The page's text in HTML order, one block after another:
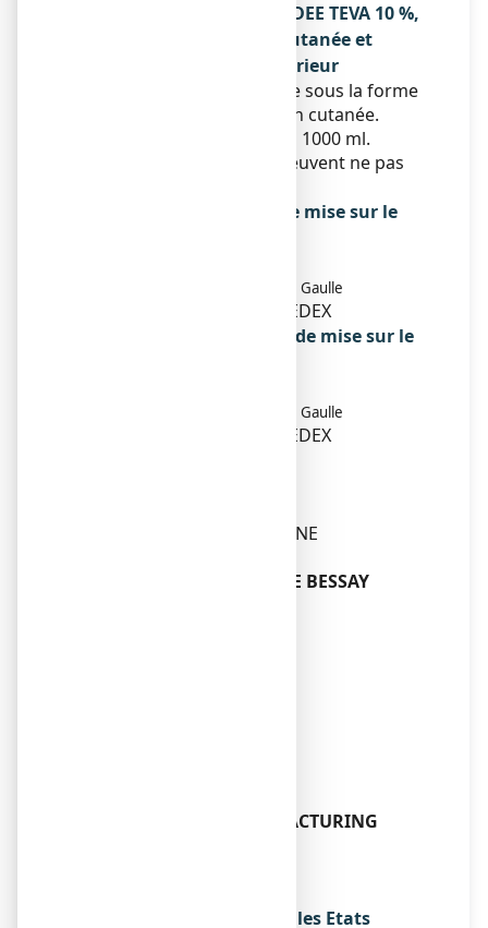
Qu’est-ce que POVIDONE IODEE TEVA 10 %,
solution pour application cutanée et
contenu de l’emballage extérieur
Ce médicament se présente sous la forme
de solution pour application cutanée.
Flacon de 125 ml, 500 ml ou 1000 ml.
Toutes les présentations peuvent ne pas
Titulaire de l’autorisation de mise sur le
100-110 Esplanade du Général de Gaulle
92931 PARIS LA DEFENSE CEDEX
Exploitant de l’autorisation de mise sur le
100-110 Esplanade du Général de Gaulle
92931 PARIS LA DEFENSE CEDEX
07800 LA VOULTE SUR RHONE
LABORATOIRE BIO-SPHERE BESSAY
UNITHER LIQUID MANUFACTURING
Noms du médicament dans les Etats